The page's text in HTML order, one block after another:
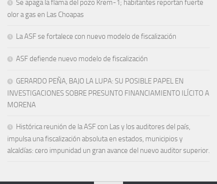
Se apaga la flama del pozo Krem-1; habitantes reportan fuerte
olor a gas en Las Choapas
La ASF se fortalece con nuevo modelo de fiscalización
ASF defiende nuevo modelo de fiscalización
GERARDO PEÑA, BAJO LA LUPA: SU POSIBLE PAPEL EN
INVESTIGACIONES SOBRE PRESUNTO FINANCIAMIENTO ILÍCITO A
MORENA
Histórica reunión de la ASF con Las y los auditores del país,
impulsa una fiscalización absoluta en estados, municipios y
alcaldías: cero impunidad un gran avance del nuevo auditor superior.